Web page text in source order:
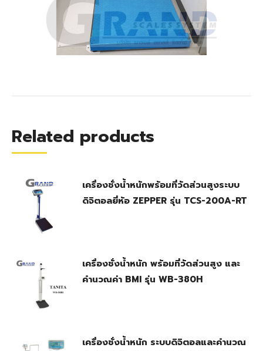
Related products
เครื่องชั่งน้ำหนักพร้อมที่วัดส่วนสูงระบบ
ดิจิตอลยี่ห้อ ZEPPER รุ่น TCS-200A-RT
เครื่องชั่งน้ำหนัก พร้อมที่วัดส่วนสูง และ
คำนวณค่า BMI รุ่น WB-380H
เครื่องชั่งน้ำหนัก ระบบดิจิตอลและคำนวณ